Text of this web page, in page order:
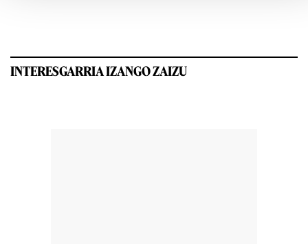
INTERESGARRIA IZANGO ZAIZU